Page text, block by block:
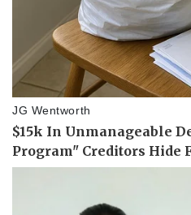
Kinh tế
Bất động sản
Khởi nghiệp